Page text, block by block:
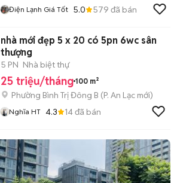
Điện Lạnh Giá Tốt 5.0 579 đã bán
nhà mới đẹp 5 x 20 có 5pn 6wc sân
thượng
5 PN Nhà biệt thự
25 triệu/tháng 100 m²
Phường Bình Trị Đông B (P. An Lạc mới)
Nghĩa HT 4.3 14đã bán